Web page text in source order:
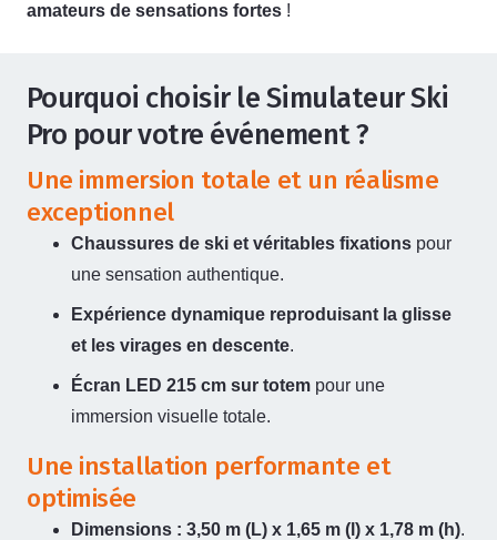
amateurs de sensations fortes !
Pourquoi choisir le Simulateur Ski
Pro pour votre événement ?
Une immersion totale et un réalisme
exceptionnel
Chaussures de ski et véritables fixations pour
une sensation authentique.
Expérience dynamique reproduisant la glisse
et les virages en descente.
Écran LED 215 cm sur totem pour une
immersion visuelle totale.
Une installation performante et
optimisée
Dimensions : 3,50 m (L) x 1,65 m (l) x 1,78 m (h).